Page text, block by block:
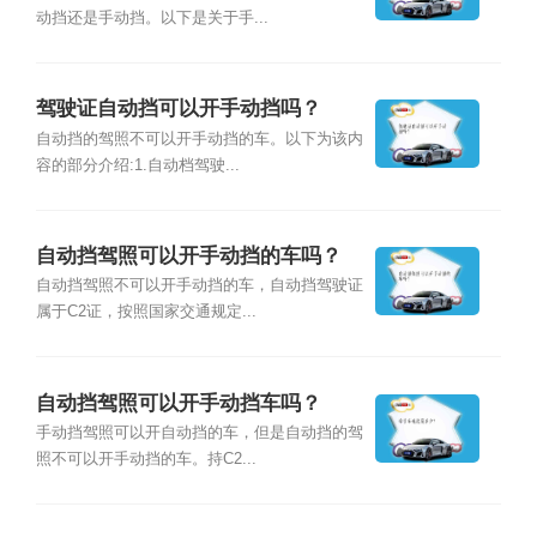
动挡还是手动挡。以下是关于手...
驾驶证自动挡可以开手动挡吗？
自动挡的驾照不可以开手动挡的车。以下为该内
容的部分介绍:1.自动档驾驶...
自动挡驾照可以开手动挡的车吗？
自动挡驾照不可以开手动挡的车，自动挡驾驶证
属于C2证，按照国家交通规定...
自动挡驾照可以开手动挡车吗？
手动挡驾照可以开自动挡的车，但是自动挡的驾
照不可以开手动挡的车。持C2...